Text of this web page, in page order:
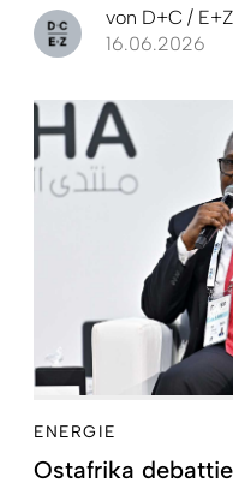
von D+C / E+Z
16.06.2026
ENERGIE
Ostafrika